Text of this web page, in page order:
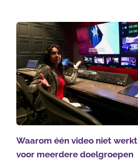
Waarom één video niet werkt
voor meerdere doelgroepen